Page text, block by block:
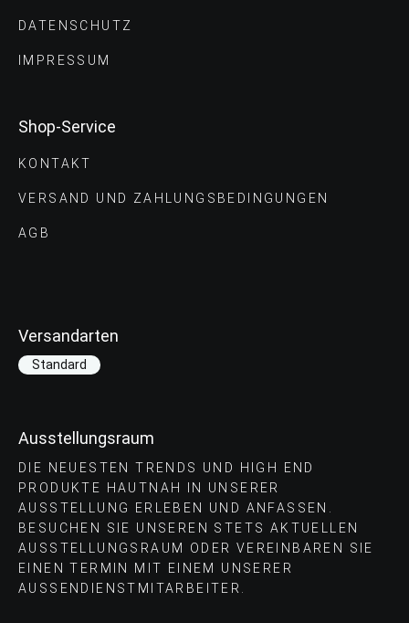
DATENSCHUTZ
IMPRESSUM
Shop-Service
KONTAKT
VERSAND UND ZAHLUNGS­BEDINGUNGEN
AGB
Versandarten
Standard
Ausstellungsraum
DIE NEUESTEN TRENDS UND HIGH END
PRODUKTE HAUTNAH IN UNSERER
AUSSTELLUNG ERLEBEN UND ANFASSEN.
BESUCHEN SIE UNSEREN STETS AKTUELLEN
AUSSTELLUNGSRAUM ODER VEREINBAREN SIE
EINEN TERMIN MIT EINEM UNSERER
AUSSENDIENSTMITARBEITER.